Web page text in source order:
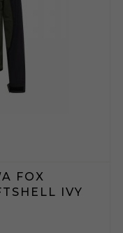
FOX
IVY